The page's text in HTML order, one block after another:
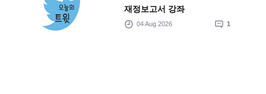
재정보고서 강좌
04 Aug 2026 1